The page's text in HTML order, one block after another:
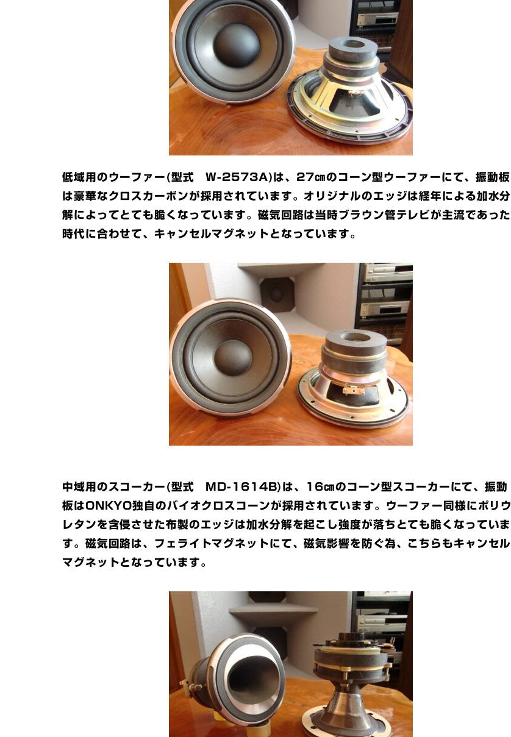
低域用のウーファー(型式 W-2573A)は、27㎝のコーン型ウーファーにて、振動板
は豪華なクロスカーボンが採用されています。オリジナルのエッジは経年による加水分
解によってとても脆くなっています。磁気回路は当時ブラウン管テレビが主流であった
時代に合わせて、キャンセルマグネットとなっています。
中域用のスコーカー(型式 MD-1614B)は、16㎝のコーン型スコーカーにて、振動
板はONKYO独自のバイオクロスコーンが採用されています。ウーファー同様にポリウ
レタンを含侵させた布製のエッジは加水分解を起こし強度が落ちとても脆くなっていま
す。磁気回路は、フェライトマグネットにて、磁気影響を防ぐ為、こちらもキャンセル
マグネットとなっています。